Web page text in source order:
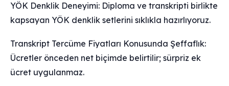
YÖK Denklik Deneyimi: Diploma ve transkripti birlikte
kapsayan YÖK denklik setlerini sıklıkla hazırlıyoruz.
Transkript Tercüme Fiyatları Konusunda Şeffaflık:
Ücretler önceden net biçimde belirtilir; sürpriz ek
ücret uygulanmaz.